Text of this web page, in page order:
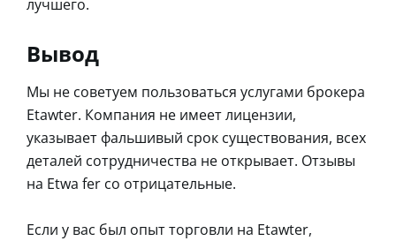
лучшего.
Вывод
Мы не советуем пользоваться услугами брокера
Etawter. Компания не имеет лицензии,
указывает фальшивый срок существования, всех
деталей сотрудничества не открывает. Отзывы
на Etwa fer co отрицательные.
Если у вас был опыт торговли на Etawter,